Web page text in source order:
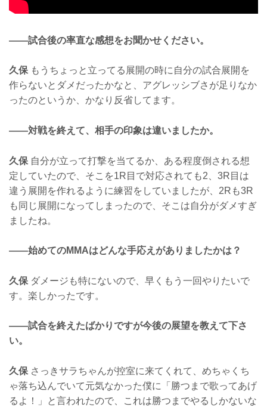
——試合後の率直な感想をお聞かせください。
久保 もうちょっと立ってる展開の時に自分の試合展開を
作らないとダメだったかなと、アグレッシブさが足りなか
ったのというか、かなり反省してます。
——対戦を終えて、相手の印象は違いましたか。
久保 自分が立って打撃を当てるか、ある程度倒される想
定していたので、そこを1R目で対応されても2、3R目は
違う展開を作れるように練習をしていましたが、2Rも3R
も同じ展開になってしまったので、そこは自分がダメすぎ
ましたね。
——始めてのMMAはどんな手応えがありましたかは？
久保 ダメージも特にないので、早くもう一回やりたいで
す。楽しかったです。
——試合を終えたばかりですが今後の展望を教えて下さ
い。
久保 さっきサラちゃんが控室に来てくれて、めちゃくち
ゃ落ち込んでいて元気なかった僕に「勝つまで歌ってあげ
るよ！」と言われたので、これは勝つまでやるしかないな